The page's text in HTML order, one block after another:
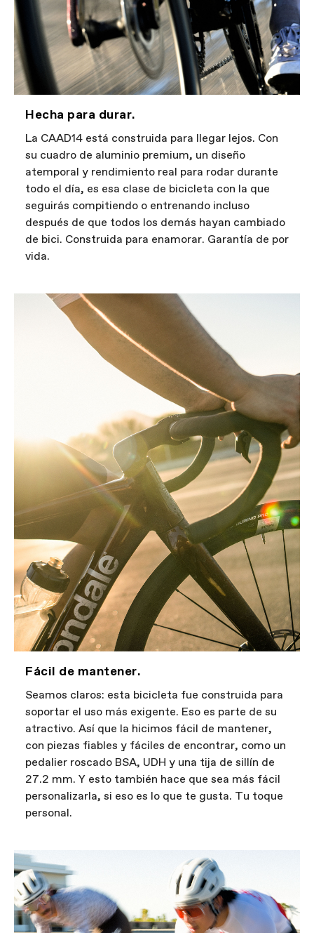
Hecha para durar.
La CAAD14 está construida para llegar lejos. Con
su cuadro de aluminio premium, un diseño
atemporal y rendimiento real para rodar durante
todo el día, es esa clase de bicicleta con la que
seguirás compitiendo o entrenando incluso
después de que todos los demás hayan cambiado
de bici. Construida para enamorar. Garantía de por
vida.
Fácil de mantener.
Seamos claros: esta bicicleta fue construida para
soportar el uso más exigente. Eso es parte de su
atractivo. Así que la hicimos fácil de mantener,
con piezas fiables y fáciles de encontrar, como un
pedalier roscado BSA, UDH y una tija de sillín de
27.2 mm. Y esto también hace que sea más fácil
personalizarla, si eso es lo que te gusta. Tu toque
personal.